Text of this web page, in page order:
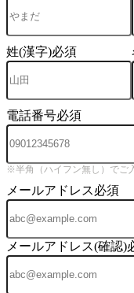
姓(漢字)必須
電話番号必須
※半角（ハイフン無し）でご
メールアドレス必須
メールアドレス(確認)